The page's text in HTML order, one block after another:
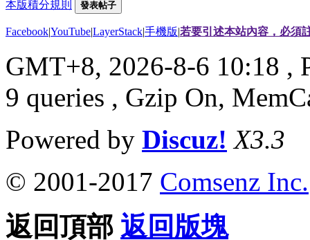
本版積分規則 發表帖子
Facebook|YouTube|LayerStack|手機版|若要引述本站內容，必須
GMT+8, 2026-8-6 10:18 ,
9 queries , Gzip On,
Powered by Discuz! X3.3
© 2001-2017 Comsenz Inc.
返回頂部 返回版塊